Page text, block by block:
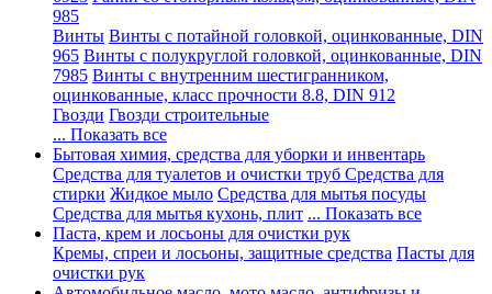
985
Винты Винты с потайной головкой, оцинкованные, DIN
965 Винты с полукруглой головкой, оцинкованные, DIN
7985 Винты с внутренним шестигранником,
оцинкованные, класс прочности 8.8, DIN 912
Гвозди Гвозди строительные
... Показать все
Бытовая химия, средства для уборки и инвентарь
Средства для туалетов и очистки труб Средства для
стирки Жидкое мыло Средства для мытья посуды
Средства для мытья кухонь, плит ... Показать все
Паста, крем и лосьоны для очистки рук
Кремы, спреи и лосьоны, защитные средства Пасты для
очистки рук